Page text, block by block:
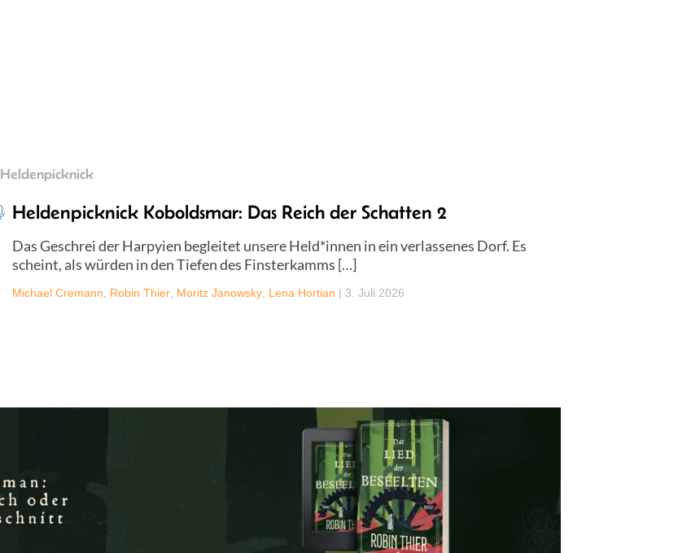
Heldenpicknick
Heldenpicknick Koboldsmar: Das Reich der Schatten 2
Das Geschrei der Harpyien begleitet unsere Held*innen in ein verlassenes Dorf. Es
scheint, als würden in den Tiefen des Finsterkamms […]
Michael Cremann Robin Thier Moritz Janowsky Lena Hortian | 3. Juli 2026